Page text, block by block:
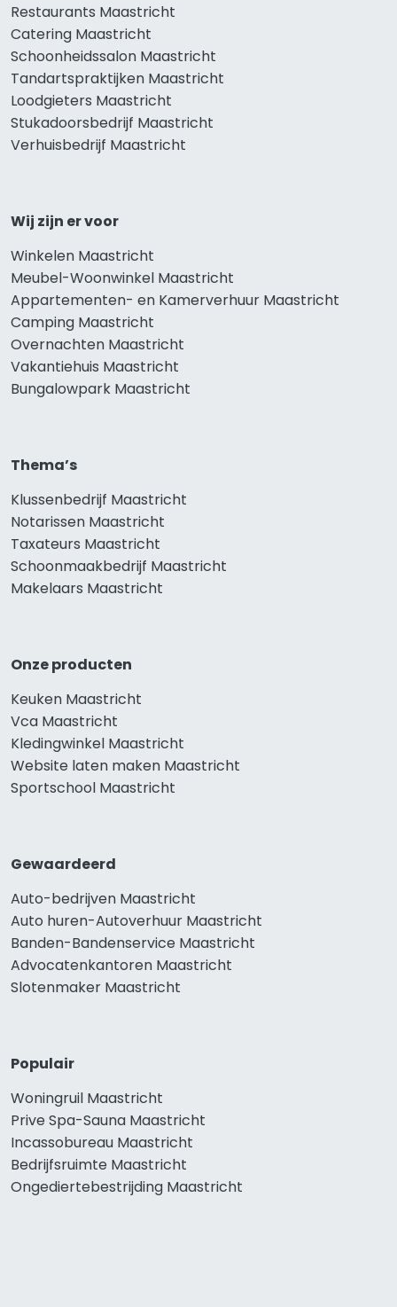
Restaurants Maastricht
Catering Maastricht
Schoonheidssalon Maastricht
Tandartspraktijken Maastricht
Loodgieters Maastricht
Stukadoorsbedrijf Maastricht
Verhuisbedrijf Maastricht
Wij zijn er voor
Winkelen Maastricht
Meubel-Woonwinkel Maastricht
Appartementen- en Kamerverhuur Maastricht
Camping Maastricht
Overnachten Maastricht
Vakantiehuis Maastricht
Bungalowpark Maastricht
Thema’s
Klussenbedrijf Maastricht
Notarissen Maastricht
Taxateurs Maastricht
Schoonmaakbedrijf Maastricht
Makelaars Maastricht
Onze producten
Keuken Maastricht
Vca Maastricht
Kledingwinkel Maastricht
Website laten maken Maastricht
Sportschool Maastricht
Gewaardeerd
Auto-bedrijven Maastricht
Auto huren-Autoverhuur Maastricht
Banden-Bandenservice Maastricht
Advocatenkantoren Maastricht
Slotenmaker Maastricht
Populair
Woningruil Maastricht
Prive Spa-Sauna Maastricht
Incassobureau Maastricht
Bedrijfsruimte Maastricht
Ongediertebestrijding Maastricht